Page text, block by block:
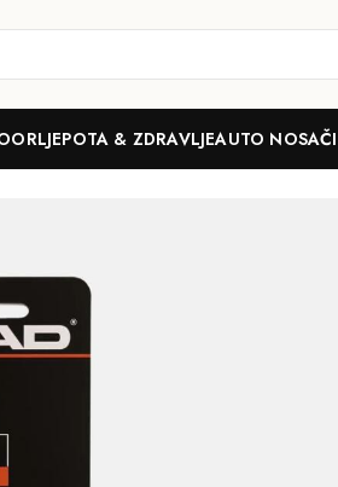
LJEPOTA & ZDRAVLJEAUTO NOSAČI